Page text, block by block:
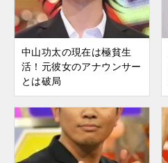
中山功太の現在は極貧生
活！元彼女のアナウンサー
とは破局